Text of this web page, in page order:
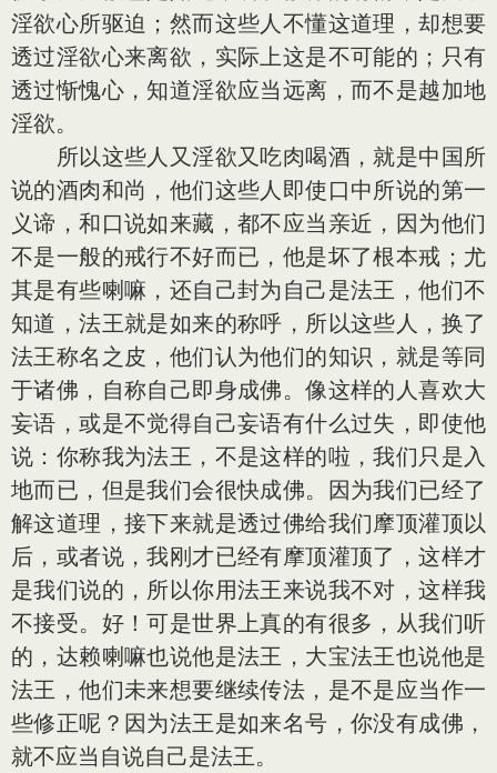
淫欲心所驱迫；然而这些人不懂这道理，却想要
透过淫欲心来离欲，实际上这是不可能的；只有
透过惭愧心，知道淫欲应当远离，而不是越加地
淫欲。
所以这些人又淫欲又吃肉喝酒，就是中国所
说的酒肉和尚，他们这些人即使口中所说的第一
义谛，和口说如来藏，都不应当亲近，因为他们
不是一般的戒行不好而已，他是坏了根本戒；尤
其是有些喇嘛，还自己封为自己是法王，他们不
知道，法王就是如来的称呼，所以这些人，换了
法王称名之皮，他们认为他们的知识，就是等同
于诸佛，自称自己即身成佛。像这样的人喜欢大
妄语，或是不觉得自己妄语有什么过失，即使他
说：你称我为法王，不是这样的啦，我们只是入
地而已，但是我们会很快成佛。因为我们已经了
解这道理，接下来就是透过佛给我们摩顶灌顶以
后，或者说，我刚才已经有摩顶灌顶了，这样才
是我们说的，所以你用法王来说我不对，这样我
不接受。好！可是世界上真的有很多，从我们听
的，达赖喇嘛也说他是法王，大宝法王也说他是
法王，他们未来想要继续传法，是不是应当作一
些修正呢？因为法王是如来名号，你没有成佛，
就不应当自说自己是法王。